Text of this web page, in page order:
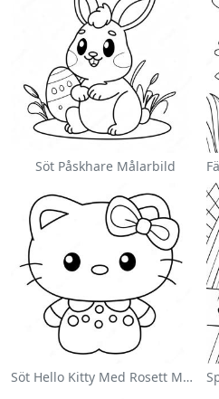
Söt Påskhare Målarbild
Söt Hello Kitty Med Rosett Målarbild